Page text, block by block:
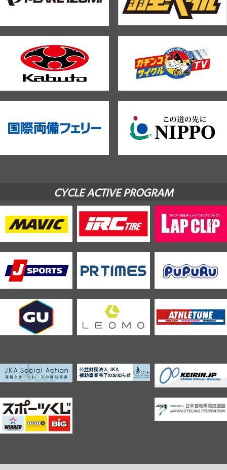
CYCLE ACTIVE PROGRAM